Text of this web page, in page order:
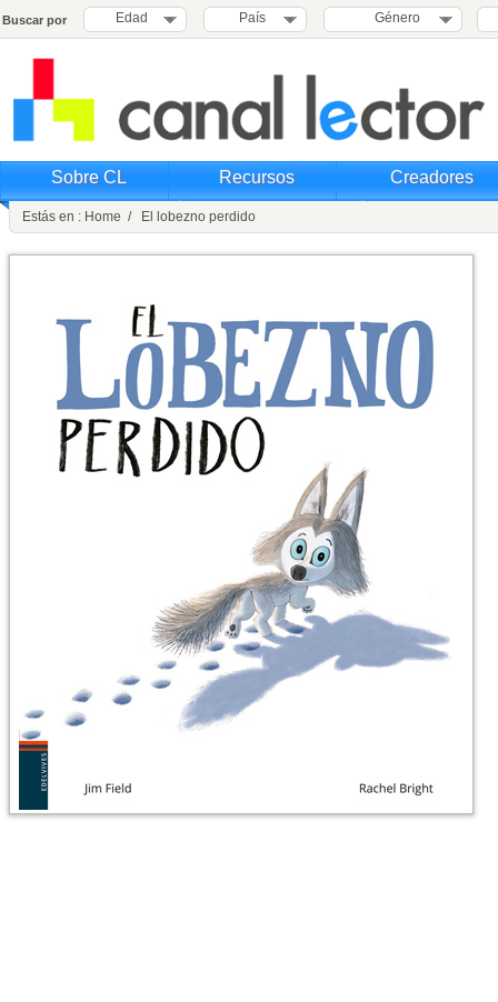
Buscar por Edad País Género
Sobre CL Recursos Creadores
Estás en : Home / El lobezno perdido